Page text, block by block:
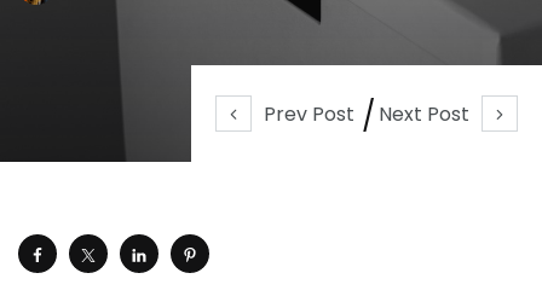
Prev Post Next Post